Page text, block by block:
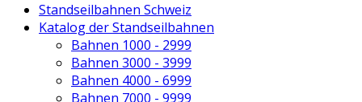
Standseilbahnen Schweiz
Katalog der Standseilbahnen
Bahnen 1000 - 2999
Bahnen 3000 - 3999
Bahnen 4000 - 6999
Bahnen 7000 - 9999